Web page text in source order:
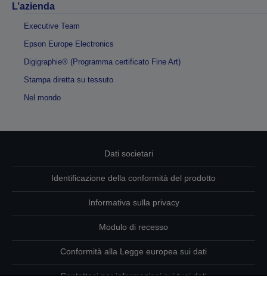
L’azienda
Executive Team
Epson Europe Electronics
Digigraphie® (Programma certificato Fine Art)
Stampa diretta su tessuto
Nel mondo
Dati societari
Identificazione della conformità del prodotto
Informativa sulla privacy
Modulo di recesso
Conformità alla Legge europea sui dati
Contattaci per informazioni sui tuoi dati